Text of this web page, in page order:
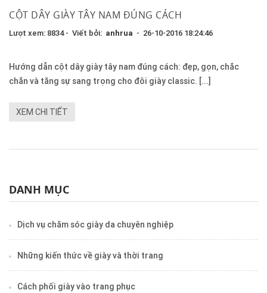
CỘT DÂY GIÀY TÂY NAM ĐÚNG CÁCH
Lượt xem: 8834 - Viết bởi: anhrua - 26-10-2016 18:24:46
Hướng dẫn cột dây giày tây nam đúng cách: đẹp, gọn, chắc
chắn và tăng sự sang trọng cho đôi giày classic. [...]
XEM CHI TIẾT
DANH MỤC
Dịch vụ chăm sóc giày da chuyên nghiệp
Những kiến thức về giày và thời trang
Cách phối giày vào trang phục